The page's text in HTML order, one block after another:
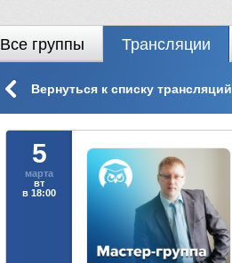
Все группы Трансляции
Вернуться к списку трансляций
5
марта
вт
в 18:00